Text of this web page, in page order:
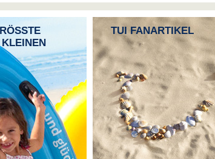
TUI FANARTIKEL